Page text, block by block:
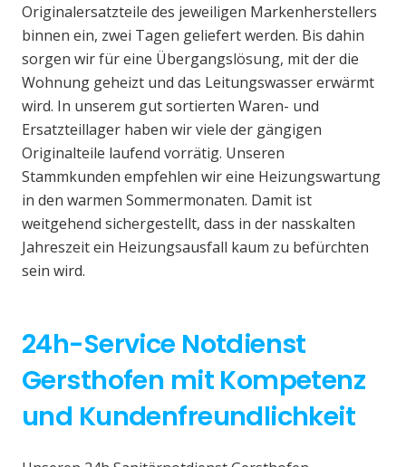
Originalersatzteile des jeweiligen Markenherstellers
binnen ein, zwei Tagen geliefert werden. Bis dahin
sorgen wir für eine Übergangslösung, mit der die
Wohnung geheizt und das Leitungswasser erwärmt
wird. In unserem gut sortierten Waren- und
Ersatzteillager haben wir viele der gängigen
Originalteile laufend vorrätig. Unseren
Stammkunden empfehlen wir eine Heizungswartung
in den warmen Sommermonaten. Damit ist
weitgehend sichergestellt, dass in der nasskalten
Jahreszeit ein Heizungsausfall kaum zu befürchten
sein wird.
24h-Service Notdienst
Gersthofen mit Kompetenz
und Kundenfreundlichkeit